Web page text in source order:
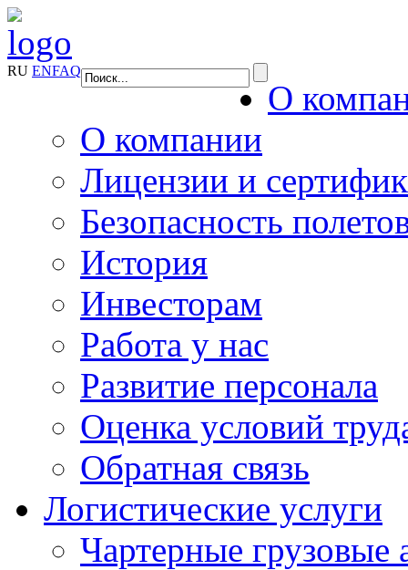
RU ENFAQ
О
О компании
Лицензии и
Безопасность
История
Инвесторам
Работа у нас
Развитие персонала
Оценка условий
Обратная связь
Логистические услуги
Чартерные грузовые